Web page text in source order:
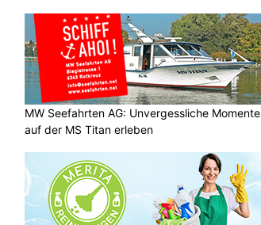
MW Seefahrten AG: Unvergessliche Momente
auf der MS Titan erleben